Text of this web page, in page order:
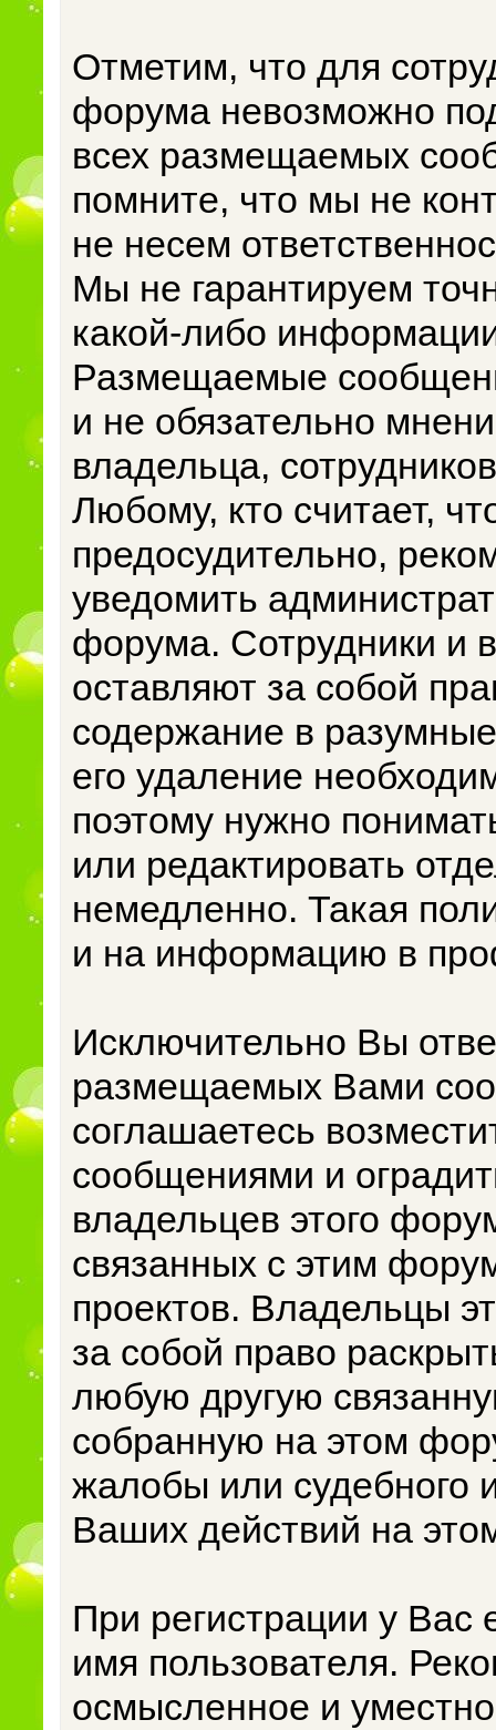
Отметим, что для
форума невозможно
всех размещаемых
помните, что мы не
не несем
Мы не гарантируем
какой-либо
Размещаемые
и не обязательно
владельца,
Любому, кто считает,
предосудительно,
уведомить
форума. Сотрудники и
оставляют за собой
содержание в
его удаление
поэтому нужно
или редактировать
немедленно. Такая
и на информацию в
Исключительно Вы
размещаемых Вами
соглашаетесь
сообщениями и
владельцев этого
связанных с этим
проектов. Владельцы
за собой право
любую другую
собранную на этом
жалобы или судебного
Ваших действий на
При регистрации у Вас
имя пользователя.
осмысленное и